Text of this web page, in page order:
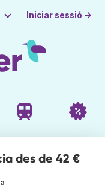
Iniciar sessió →
des de 42 €